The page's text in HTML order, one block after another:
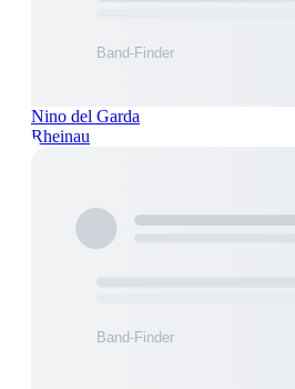
Nino del Garda
Rheinau